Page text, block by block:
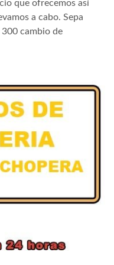
que ofrecemos así
a cabo. Sepa
300 cambio de